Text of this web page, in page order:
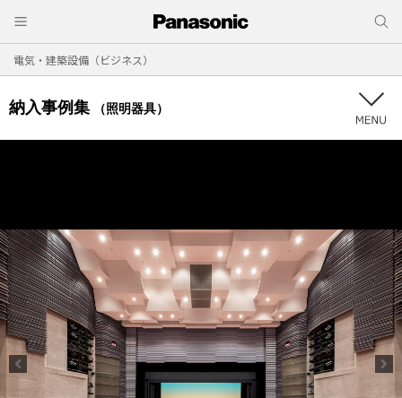
電気・建築設備（ビジネス）
納入事例集 （照明器具）